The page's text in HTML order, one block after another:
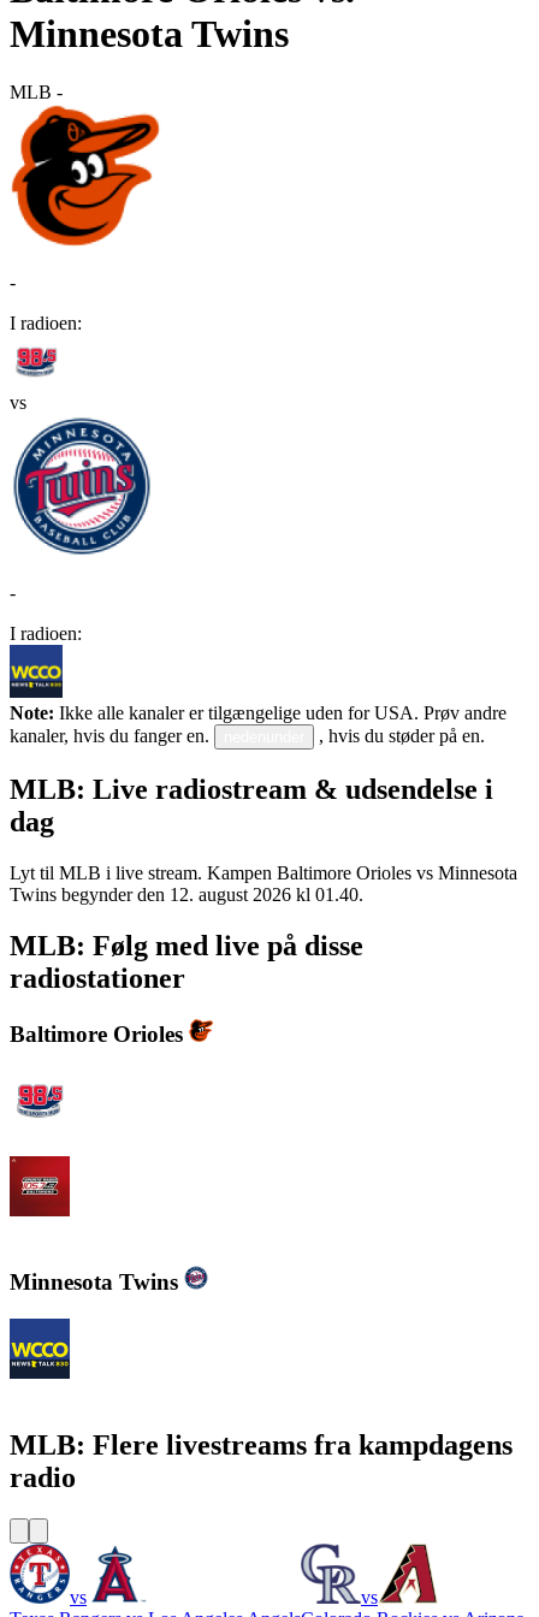
Minnesota Twins
MLB -
-
I radioen:
vs
-
I radioen:
Note: Ikke alle kanaler er tilgængelige uden for USA. Prøv andre
kanaler, hvis du fanger en.
, hvis du støder på en.
MLB: Live radiostream & udsendelse i
dag
Lyt til MLB i live stream. Kampen Baltimore Orioles vs Minnesota
Twins begynder den 12. august 2026 kl 01.40.
MLB: Følg med live på disse
radiostationer
Baltimore Orioles
Minnesota Twins
MLB: Flere livestreams fra kampdagens
radio
vs
vs